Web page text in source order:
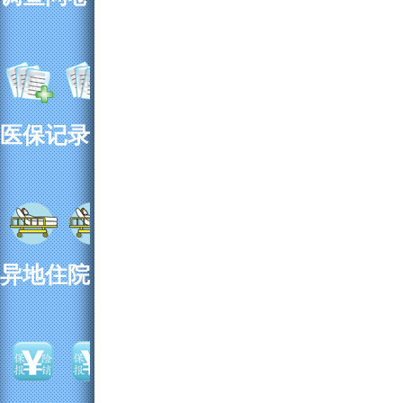
医保记录
异地住院